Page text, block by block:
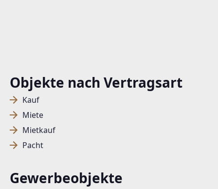
Objekte nach Vertragsart
Kauf
Miete
Mietkauf
Pacht
Gewerbeobjekte